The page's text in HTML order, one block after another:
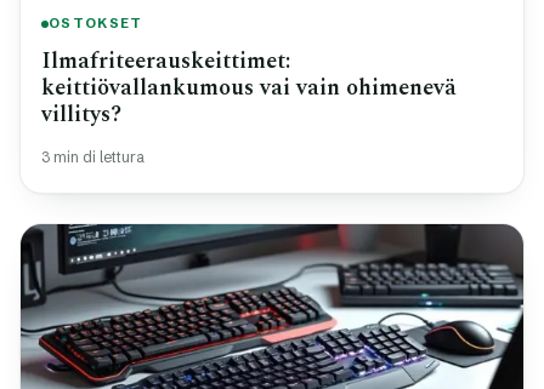
OSTOKSET
Ilmafriteerauskeittimet:
keittiövallankumous vai vain ohimenevä
villitys?
3 min di lettura